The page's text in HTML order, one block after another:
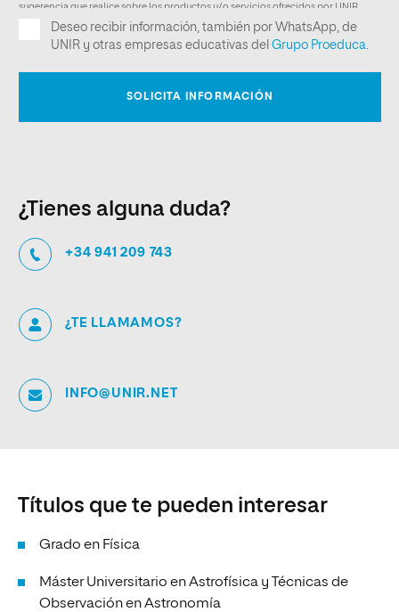
¿Tienes alguna duda?
+34 941 209 743
¿TE LLAMAMOS?
INFO@UNIR.NET
Títulos que te pueden interesar
Grado en Física
Máster Universitario en Astrofísica y Técnicas de
Observación en Astronomía